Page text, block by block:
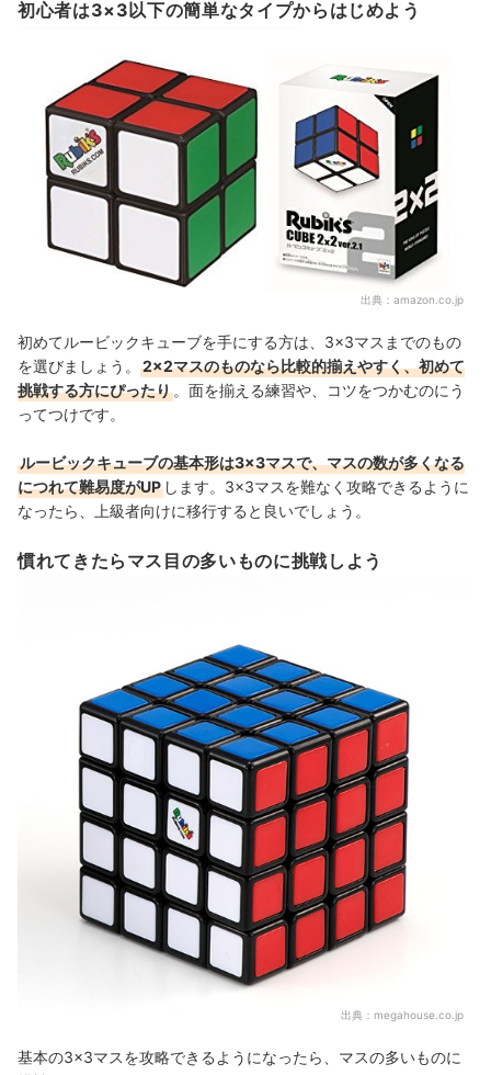
初心者は3×3以下の簡単なタイプからはじめよう
出典： amazon.co.jp
初めてルービックキューブを手にする方は、3×3マスまでのもの
を選びましょう。
2×2マスのものなら比較的揃えやすく、初めて
挑戦する方にぴったり 。面を揃える練習や、コツをつかむのにう
ってつけです。
ルービックキューブの基本形は3×3マスで、マスの数が多くなる
につれて難易度がUP します。3×3マスを難なく攻略できるように
なったら、上級者向けに移行すると良いでしょう。
慣れてきたらマス目の多いものに挑戦しよう
出典： megahouse.co.jp
基本の3×3マスを攻略できるようになったら、マスの多いものに